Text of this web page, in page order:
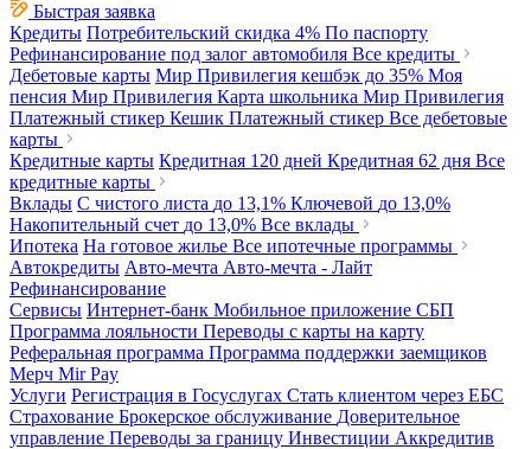
Быстрая заявка
Кредиты Потребительский скидка 4% По паспорту
Рефинансирование под залог автомобиля Все кредиты
Дебетовые карты Мир Привилегия кешбэк до 35% Моя
пенсия Мир Привилегия Карта школьника Мир Привилегия
Платежный стикер Кешик Платежный стикер Все дебетовые
карты
Кредитные карты Кредитная 120 дней Кредитная 62 дня Все
кредитные карты
Вклады С чистого листа до 13,1% Ключевой до 13,0%
Накопительный счет до 13,0% Все вклады
Ипотека На готовое жилье Все ипотечные программы
Автокредиты Авто-мечта Авто-мечта - Лайт
Рефинансирование
Сервисы Интернет-банк Мобильное приложение СБП
Программа лояльности Переводы с карты на карту
Реферальная программа Программа поддержки заемщиков
Мерч Mir Pay
Услуги Регистрация в Госуслугах Стать клиентом через ЕБС
Страхование Брокерское обслуживание Доверительное
управление Переводы за границу Инвестиции Аккредитив